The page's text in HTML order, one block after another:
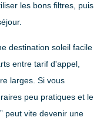
les bons filtres, puis
destination soleil facile
entre tarif d'appel,
larges. Si vous
peu pratiques et le
peut vite devenir une